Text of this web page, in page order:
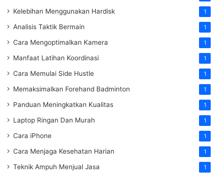
Kelebihan Menggunakan Hardisk 1
Analisis Taktik Bermain 1
Cara Mengoptimalkan Kamera 1
Manfaat Latihan Koordinasi 1
Cara Memulai Side Hustle 1
Memaksimalkan Forehand Badminton 1
Panduan Meningkatkan Kualitas 1
Laptop Ringan Dan Murah 1
Cara iPhone 1
Cara Menjaga Kesehatan Harian 1
Teknik Ampuh Menjual Jasa 1